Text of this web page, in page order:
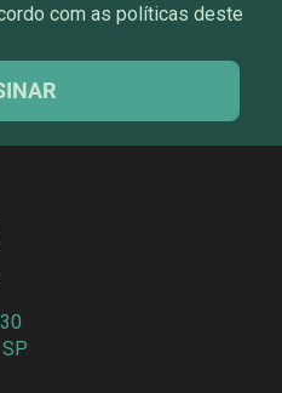
com as políticas deste